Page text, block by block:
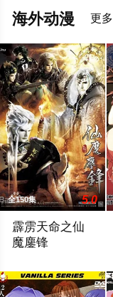
海外动漫 更多
全150集 5.0
霹雳天命之仙
魔鏖锋